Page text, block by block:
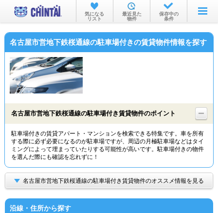
お部屋を探す
沿線・駅から
物件特集から
TOP
気になる
リスト
最近見た
物件
保存中の
条件
名古屋市営地下鉄桜通線の駐車場付きの賃貸物件情報を探す
名古屋市営地下鉄桜通線の駐車場付き賃貸物件のポイント
駐車場付きの賃貸アパート・マンションを検索できる特集です。車を所有
する際に必ず必要になるのが駐車場ですが、周辺の月極駐車場などはタイ
ミングによって埋まっていたりする可能性が高いです。駐車場付きの物件
を選んだ際にも確認を忘れずに！
名古屋市営地下鉄桜通線の駐車場付き賃貸物件のオススメ情報を見る
沿線・住所から探す